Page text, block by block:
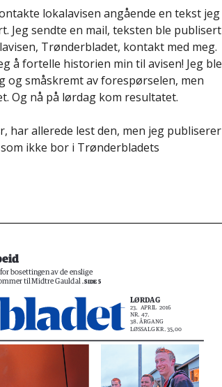
lokalavisen angående en tekst jeg
Jeg sendte en mail, teksten ble publisert
Trønderbladet, kontakt med meg.
å fortelle historien min til avisen! Jeg ble
og småskremt av forespørselen, men
Og nå på lørdag kom resultatet.
har allerede lest den, men jeg publiserer
ikke bor i Trønderbladets